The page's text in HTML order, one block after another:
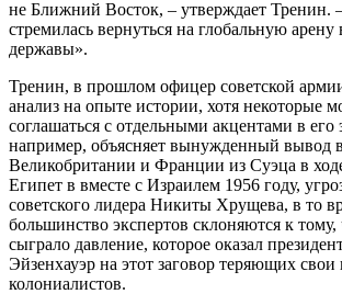
не Ближний Восток, – утверждает Тренин.
стремилась вернуться на глобальную арену
державы».
Тренин, в прошлом офицер советской
анализ на опыте истории, хотя некоторые
соглашаться с отдельными акцентами в его
например, объясняет вынужденный вывод
Великобритании и Франции из Суэца в
Египет в вместе с Израилем 1956 году,
советского лидера Никиты Хрущева, в то
большинство экспертов склоняются к
сыграло давление, которое оказал
Эйзенхауэр на этот заговор теряющих свои
колониалистов.